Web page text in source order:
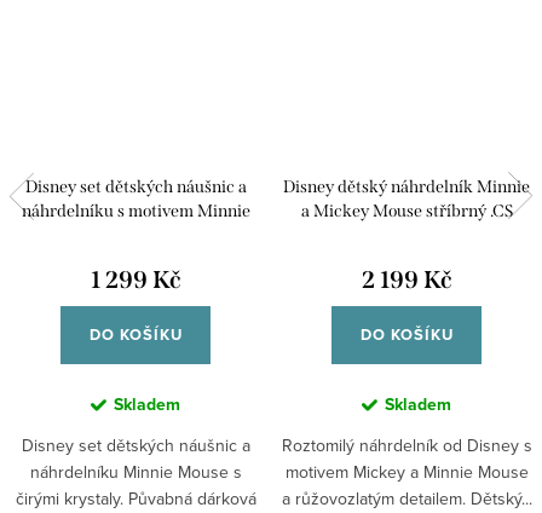
Disney set dětských náušnic a
náhrdelníku s motivem Minnie
1 299 Kč
DO KOŠÍKU
Skladem
Disney set dětských náušnic a
náhrdelníku Minnie Mouse s
čirými krystaly. Půvabná dárková
Disney dětský náhrdelník Minnie
a Mickey Mouse stříbrný .CS
2 199 Kč
DO KOŠÍKU
Skladem
Roztomilý náhrdelník od Disney s
motivem Mickey a Minnie Mouse
a růžovozlatým detailem. Dětský...